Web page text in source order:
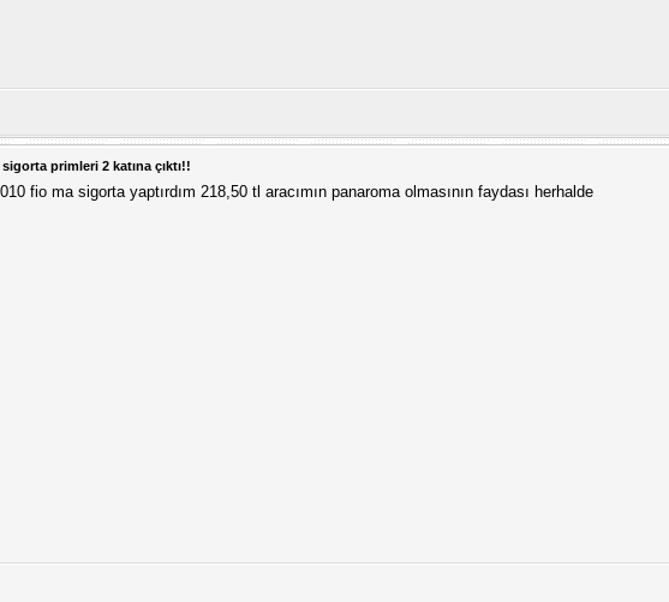
primleri 2 katına çıktı!!
fio ma sigorta yaptırdım 218,50 tl aracımın panaroma olmasının faydası herhalde